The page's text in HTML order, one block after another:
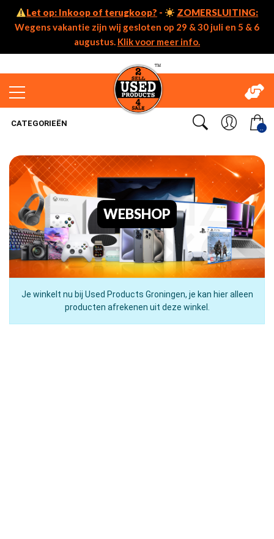
Let op: Inkoop of terugkoop? -
ZOMERSLUITING:
Wegens vakantie zijn wij gesloten op 29 & 30 juli en 5 & 6
augustus. Klik voor meer info.
..
CATEGORIEËN
WEBSHOP
Je winkelt nu bij Used Products Groningen, je kan hier alleen
producten afrekenen uit deze winkel.